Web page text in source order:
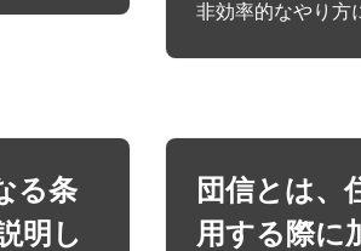
非効率的なやり方
る条
明し
団信とは、
用する際に